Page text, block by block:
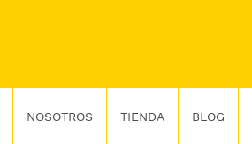
NOSOTROS TIENDA BLOG